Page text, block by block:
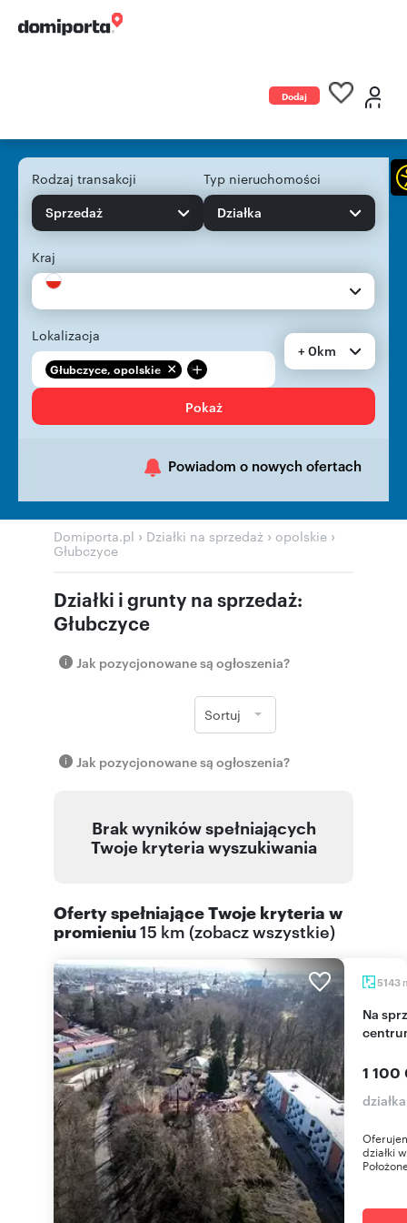
Dodaj
Rodzaj transakcji
Sprzedaż
Typ nieruchomości
Działka
Kraj
Lokalizacja
Głubczyce, opolskie +
+ 0km
Pokaż
Powiadom o nowych ofertach
Domiporta.pl › Działki na sprzedaż › opolskie ›
Głubczyce
Działki i grunty na sprzedaż:
Głubczyce
Jak pozycjonowane są ogłoszenia?
Sortuj
Jak pozycjonowane są ogłoszenia?
Brak wyników spełniających
Twoje kryteria wyszukiwania
Oferty spełniające Twoje kryteria w
promieniu15 km (zobacz wszystkie)
5143
Na sprzedaż działka inwestycyjna 5143 m² w
1 100
działki